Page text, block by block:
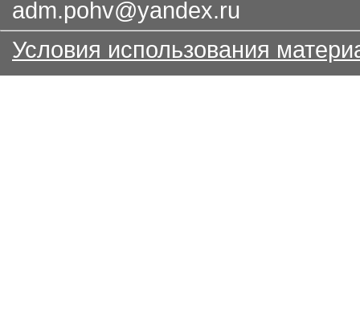
adm.pohv@yandex.ru
Условия использования